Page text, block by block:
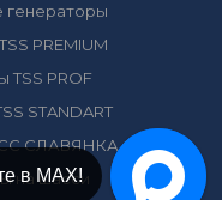
генераторы
PREMIUM
TSS PROF
STANDART
СЛАВЯНКА
на шасси
в Telegram!
в МАХ!